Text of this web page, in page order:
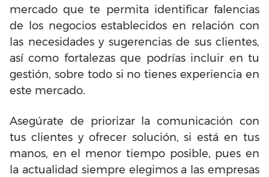
mercado que te permita identificar falencias
de los negocios establecidos en relación con
las necesidades y sugerencias de sus clientes,
así como fortalezas que podrías incluir en tu
gestión, sobre todo si no tienes experiencia en
este mercado.
Asegúrate de priorizar la comunicación con
tus clientes y ofrecer solución, si está en tus
manos, en el menor tiempo posible, pues en
la actualidad siempre elegimos a las empresas